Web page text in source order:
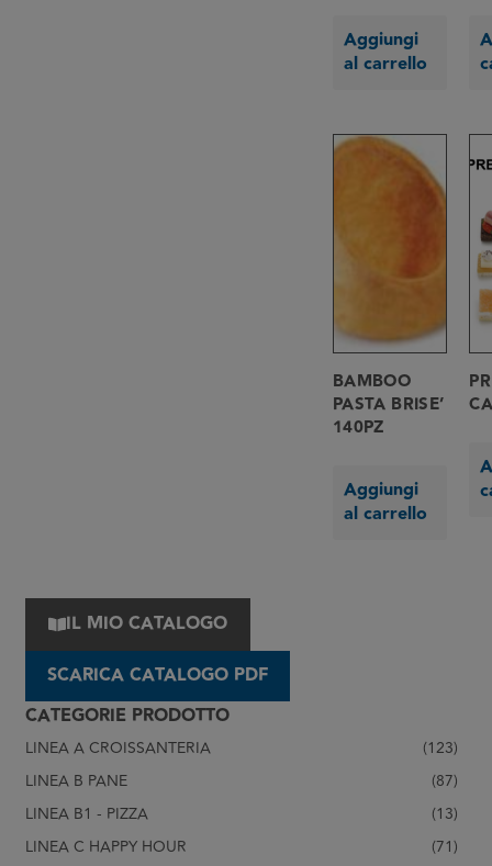
IL MIO CATALOGO
SCARICA CATALOGO PDF
CATEGORIE PRODOTTO
LINEA A CROISSANTERIA
(123)
LINEA B PANE
(87)
LINEA B1 - PIZZA
(13)
LINEA C HAPPY HOUR
(71)
Aggiungi
al carrello
BAMBOO
PASTA BRISE’
140PZ
Aggiungi
al carrello